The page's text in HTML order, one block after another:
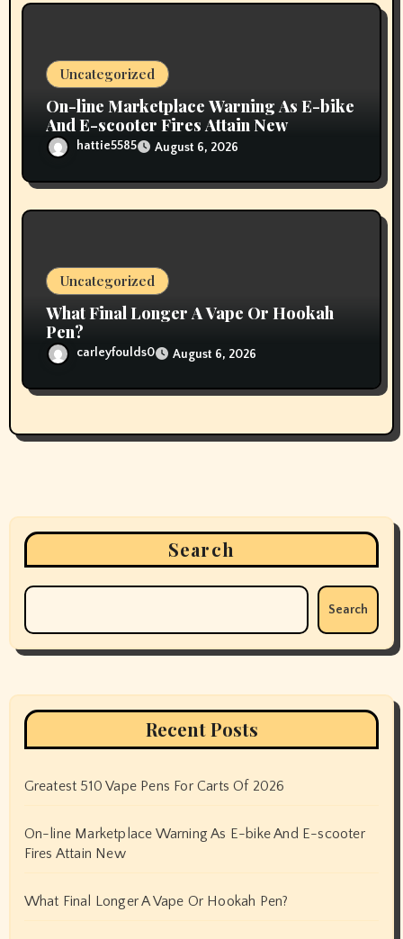
Uncategorized
On-line Marketplace Warning As E-bike
And E-scooter Fires Attain New
hattie5585 August 6, 2026
Uncategorized
What Final Longer A Vape Or Hookah
Pen?
carleyfoulds0 August 6, 2026
Search
Search
Recent Posts
Greatest 510 Vape Pens For Carts Of 2026
On-line Marketplace Warning As E-bike And E-scooter
Fires Attain New
What Final Longer A Vape Or Hookah Pen?